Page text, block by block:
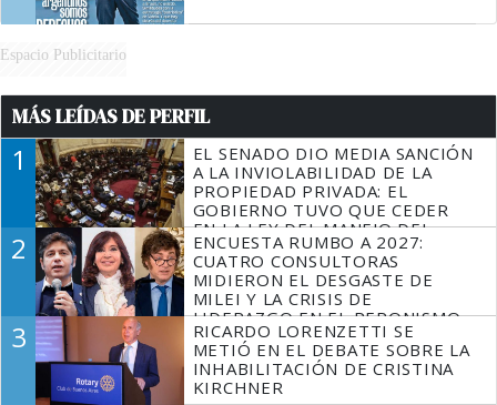
Espacio Publicitario
MÁS LEÍDAS DE PERFIL
1
EL SENADO DIO MEDIA SANCIÓN
A LA INVIOLABILIDAD DE LA
PROPIEDAD PRIVADA: EL
GOBIERNO TUVO QUE CEDER
EN LA LEY DEL MANEJO DEL
FUEGO
2
ENCUESTA RUMBO A 2027:
CUATRO CONSULTORAS
MIDIERON EL DESGASTE DE
MILEI Y LA CRISIS DE
LIDERAZGO EN EL PERONISMO
3
RICARDO LORENZETTI SE
METIÓ EN EL DEBATE SOBRE LA
INHABILITACIÓN DE CRISTINA
KIRCHNER